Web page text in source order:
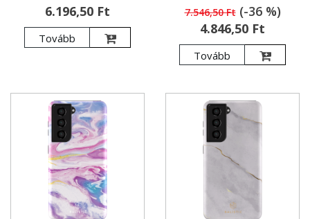
6.196,50 Ft
Tovább
7.546,50 Ft(-36 %)
4.846,50 Ft
Tovább